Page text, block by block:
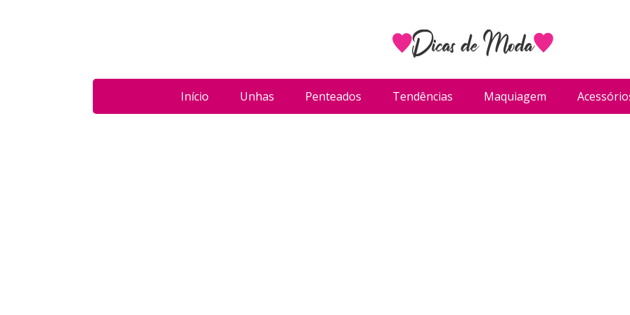
Início Unhas Penteados Tendências Maquiagem